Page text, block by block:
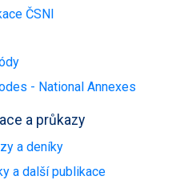
ČSNI
- National Annexes
a průkazy
a deníky
a další publikace